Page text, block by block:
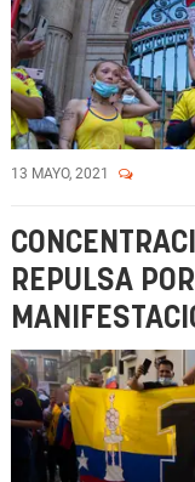
13 MAYO, 2021
REPULSA